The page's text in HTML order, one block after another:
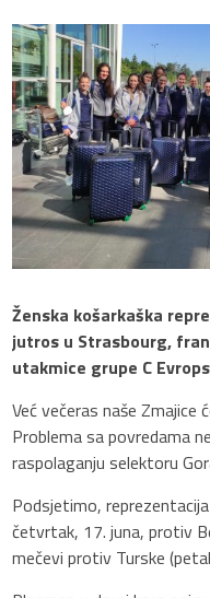
Ženska košarkaška
jutros u Strasbourg,
utakmice grupe C
Već večeras naše Zmajice
Problema sa povredama
raspolaganju selektoru
Podsjetimo,
četvrtak, 17. juna, protiv
mečevi protiv Turske